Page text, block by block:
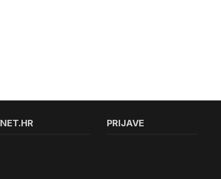
NET.HR PRIJAVE